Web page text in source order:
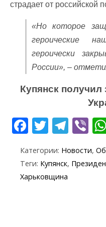
страдает от российской
«Но которое
героические
героически
России», –
Купянск получил
F
e
b
T
itt
er
T
e
gr
Vi
er
Категории: Новости,
Теги: Купянск,
Харьковщина